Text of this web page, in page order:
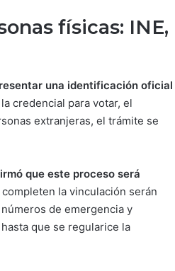
físicas: INE,
una identificación oficial
credencial para votar, el
extranjeras, el trámite se
que este proceso será
la vinculación serán
de emergencia y
que se regularice la